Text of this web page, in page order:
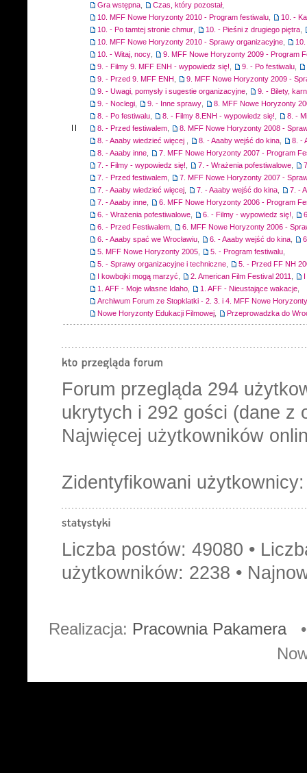
Gra wstępna
Czas, który pozostał,
10. MFF Nowe Horyzonty 2010 - Program festiwalu
10. -
10. - Po tamtej stronie chmur
10. - Pieśni z drugiego piętra
10. MFF Nowe Horyzonty 2010 - Sprawy organizacyjne
10. - Witaj, nocy
9. MFF Nowe Horyzonty 2009 - Program
9. - Filmy 9. MFF ENH - wypowiedz się!
9. - Po festiwalu
9. - Przed 9. MFF ENH
9. MFF Nowe Horyzonty 2009 -
9. - Uwagi, pomysły i sugestie organizacyjne
9. - Bilety,
9. - Noclegi
9. - Inne sprawy
8. MFF Nowe Horyzonty
8. - Po festiwalu
8. - Filmy 8.ENH - wypowiedz się!
8. -
8. - Przed festiwalem
8. MFF Nowe Horyzonty 2008 -
8. - Aaaby wiedzieć więcej
8. - Aaaby wejść do kina
8. -
8. - Aaaby inne
7. MFF Nowe Horyzonty 2007 - Program
7. - Filmy - wypowiedz się!
7. - Wrażenia pofestiwalowe
7. - Przed festiwalem
7. MFF Nowe Horyzonty 2007 -
7. - Aaaby wiedzieć więcej
7. - Aaaby wejść do kina
7. -
7. - Aaaby inne
6. MFF Nowe Horyzonty 2006 - Program
6. - Wrażenia pofestiwalowe
6. - Filmy - wypowiedz się!
6. - Przed Festiwalem
6. MFF Nowe Horyzonty 2006 -
6. - Aaaby spać we Wrocławiu
6. - Aaaby wejść do kina
5. MFF Nowe Horyzonty 2005
5. - Program festiwalu
5. - Sprawy organizacyjne i techniczne
5. - Przed FF NH
I kowbojki mogą marzyć
2. American Film Festival 2011
1. AFF - Moje własne Idaho
1. AFF - Nieustające wakacje
Archiwum Forum ze Stopklatki - 2. 3. i 4. MFF Nowe
Nowe Horyzonty Edukacji Filmowej
Przeprowadzka do
Forum przegląda 294
ukrytych i 292 gości (dane z
Najwięcej użytkowników
Zidentyfikowani
Liczba postów: 49080 •
użytkowników: 2238 •
Realizacja: Pracownia Pakamera•